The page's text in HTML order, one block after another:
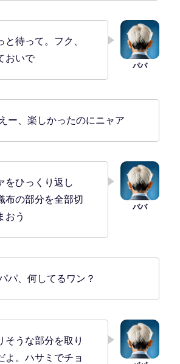
と待って。フク、
おいで
えー、楽しかったのにニャア
をひっくり返し
の部分を全部切
おう
パ、何してるワン？
そうな部分を取り
よ。ハサミでチョ